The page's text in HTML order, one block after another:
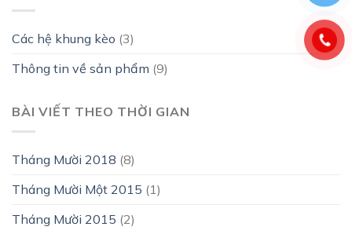
Các hệ khung kèo (3)
Thông tin về sản phẩm (9)
BÀI VIẾT THEO THỜI GIAN
Tháng Mười 2018 (8)
Tháng Mười Một 2015 (1)
Tháng Mười 2015 (2)